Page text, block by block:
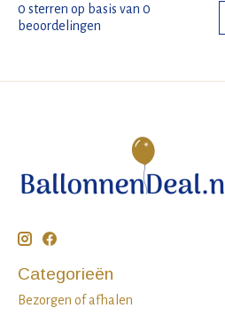
0 sterren op basis van 0
beoordelingen
Categorieën
Bezorgen of afhalen